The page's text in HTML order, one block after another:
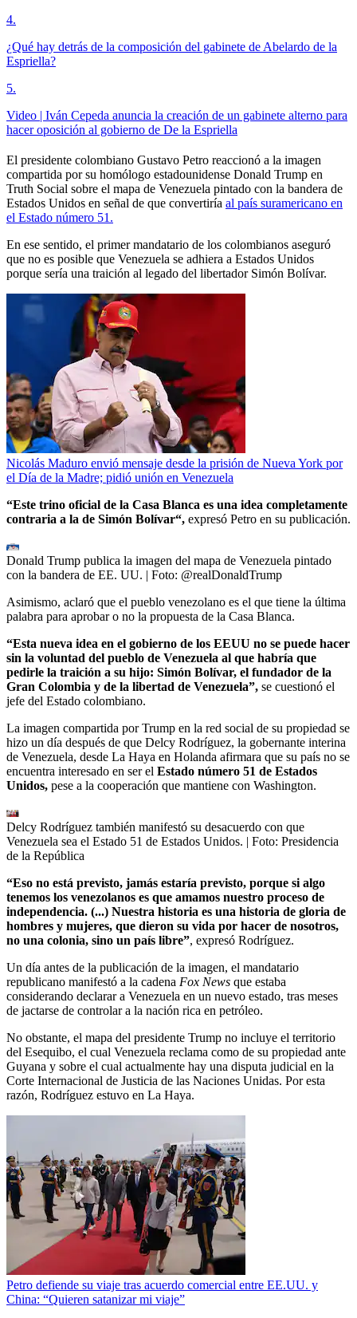
4.
¿Qué hay detrás de la composición del gabinete de Abelardo de la
Espriella?
5.
Video | Iván Cepeda anuncia la creación de un gabinete alterno para
hacer oposición al gobierno de De la Espriella
El presidente colombiano Gustavo Petro reaccionó a la imagen
compartida por su homólogo estadounidense Donald Trump en
Truth Social sobre el mapa de Venezuela pintado con la bandera de
Estados Unidos en señal de que convertiría al país suramericano en
el Estado número 51.
En ese sentido, el primer mandatario de los colombianos aseguró
que no es posible que Venezuela se adhiera a Estados Unidos
porque sería una traición al legado del libertador Simón Bolívar.
Nicolás Maduro envió mensaje desde la prisión de Nueva York por
el Día de la Madre; pidió unión en Venezuela
“Este trino oficial de la Casa Blanca es una idea completamente
contraria a la de Simón Bolívar“, expresó Petro en su publicación.
Donald Trump publica la imagen del mapa de Venezuela pintado
con la bandera de EE. UU. | Foto: @realDonaldTrump
Asimismo, aclaró que el pueblo venezolano es el que tiene la última
palabra para aprobar o no la propuesta de la Casa Blanca.
“Esta nueva idea en el gobierno de los EEUU no se puede hacer
sin la voluntad del pueblo de Venezuela al que habría que
pedirle la traición a su hijo: Simón Bolívar, el fundador de la
Gran Colombia y de la libertad de Venezuela”, se cuestionó el
jefe del Estado colombiano.
La imagen compartida por Trump en la red social de su propiedad se
hizo un día después de que Delcy Rodríguez, la gobernante interina
de Venezuela, desde La Haya en Holanda afirmara que su país no se
encuentra interesado en ser el Estado número 51 de Estados
Unidos, pese a la cooperación que mantiene con Washington.
Delcy Rodríguez también manifestó su desacuerdo con que
Venezuela sea el Estado 51 de Estados Unidos. | Foto: Presidencia
de la República
“Eso no está previsto, jamás estaría previsto, porque si algo
tenemos los venezolanos es que amamos nuestro proceso de
independencia. (...) Nuestra historia es una historia de gloria de
hombres y mujeres, que dieron su vida por hacer de nosotros,
no una colonia, sino un país libre”, expresó Rodríguez.
Un día antes de la publicación de la imagen, el mandatario
republicano manifestó a la cadena Fox News que estaba
considerando declarar a Venezuela en un nuevo estado, tras meses
de jactarse de controlar a la nación rica en petróleo.
No obstante, el mapa del presidente Trump no incluye el territorio
del Esequibo, el cual Venezuela reclama como de su propiedad ante
Guyana y sobre el cual actualmente hay una disputa judicial en la
Corte Internacional de Justicia de las Naciones Unidas. Por esta
razón, Rodríguez estuvo en La Haya.
Petro defiende su viaje tras acuerdo comercial entre EE.UU. y
China: “Quieren satanizar mi viaje”